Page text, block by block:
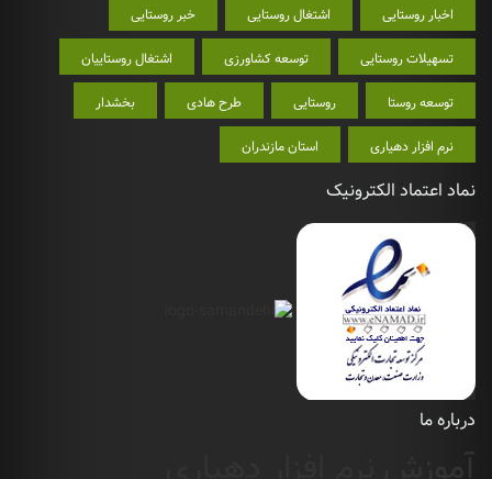
اخبار روستایی اشتغال روستایی خبر روستایی
تسهیلات روستایی توسعه کشاورزی اشتغال روستاییان
توسعه روستا روستایی طرح هادی بخشدار
نرم افزار دهیاری استان مازندران
نماد اعتماد الکترونیک
درباره ما